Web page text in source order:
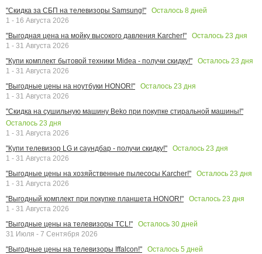
"Скидка за СБП на телевизоры Samsung!"
Осталось 8 дней
1 - 16 Августа 2026
"Выгодная цена на мойку высокого давления Karcher!"
Осталось 23 дня
1 - 31 Августа 2026
"Купи комплект бытовой техники Midea - получи скидку!"
Осталось 23 дня
1 - 31 Августа 2026
"Выгодные цены на ноутбуки HONOR!"
Осталось 23 дня
1 - 31 Августа 2026
"Скидка на сушильную машину Beko при покупке стиральной машины!"
Осталось 23 дня
1 - 31 Августа 2026
"Купи телевизор LG и саундбар - получи скидку!"
Осталось 23 дня
1 - 31 Августа 2026
"Выгодные цены на хозяйственные пылесосы Karcher!"
Осталось 23 дня
1 - 31 Августа 2026
"Выгодный комплект при покупке планшета HONOR!"
Осталось 23 дня
1 - 31 Августа 2026
"Выгодные цены на телевизоры TCL!"
Осталось 30 дней
31 Июля - 7 Сентября 2026
"Выгодные цены на телевизоры Iffalcon!"
Осталось 5 дней